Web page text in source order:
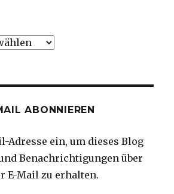
ABONNIEREN
Adresse ein, um dieses Blog
Benachrichtigungen über
E-Mail zu erhalten.